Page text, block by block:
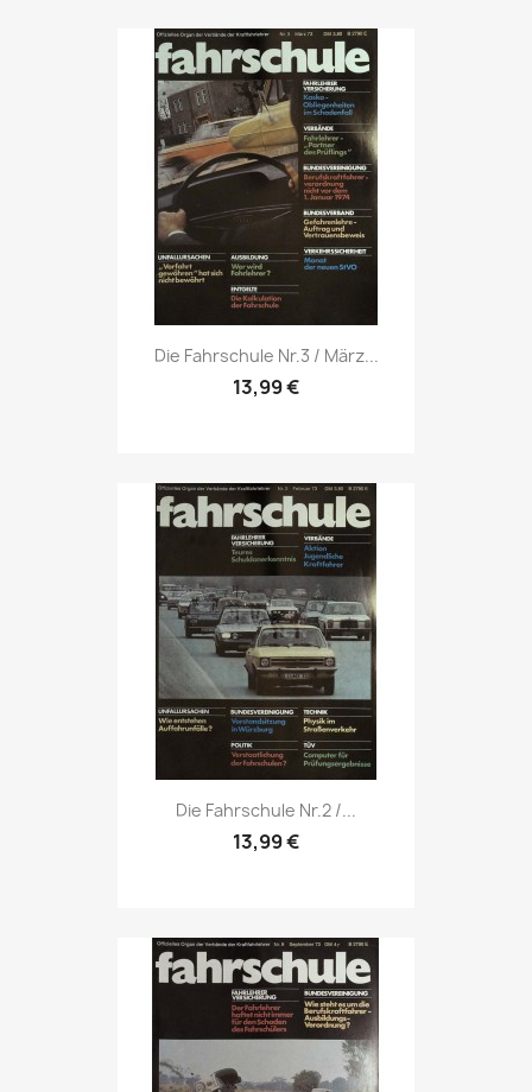
Vorschau
Die Fahrschule Nr.3 / März...
13,99 €
Vorschau
Die Fahrschule Nr.2 /...
13,99 €